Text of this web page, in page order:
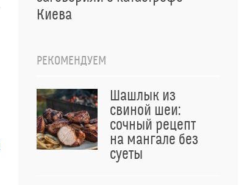
Киева
РЕКОМЕНДУЕМ
Шашлык из
свиной шеи:
сочный рецепт
на мангале без
суеты